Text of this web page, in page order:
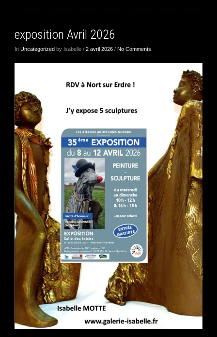
exposition Avril 2026
In Uncategorized by Isabelle / 2 avril 2026 / No Comments